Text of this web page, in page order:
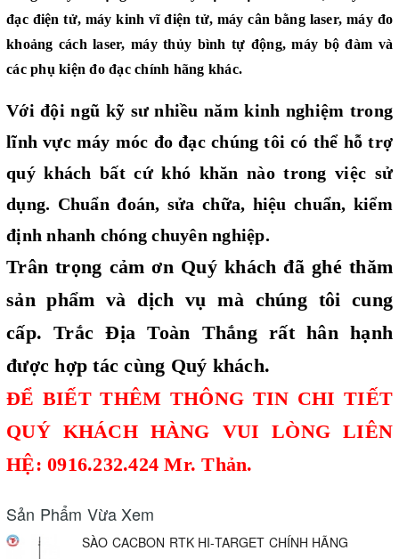
đạc điện tử, máy kinh vĩ điện tử, máy cân bằng laser, máy đo
khoảng cách laser,máy thủy bình tự động,máy bộ đàm và
các phụ kiện đo đạcchính hãng khác.
Với đội ngũ kỹ sư nhiều năm kinh nghiệm trong
lĩnh vực máy móc đo đạc chúng tôi có thể hỗ trợ
quý khách bất cứ khó khăn nào trong việc sử
dụng. Chuẩn đoán, sửa chữa, hiệu chuẩn, kiểm
định nhanh chóng chuyên nghiệp.
Trân trọng cảm ơn Quý khách đã ghé thăm
sản phẩm và dịch vụ mà chúng tôi cung
cấp. Trắc Địa Toàn Thắng rất hân hạnh
được hợp tác cùng Quý khách.
ĐỂ BIẾT THÊM THÔNG TIN CHI TIẾT
QUÝ KHÁCH HÀNG VUI LÒNG LIÊN
HỆ: 0916.232.424 Mr. Thản.
Sản Phẩm Vừa Xem
SÀO CACBON RTK HI-TARGET CHÍNH HÃNG